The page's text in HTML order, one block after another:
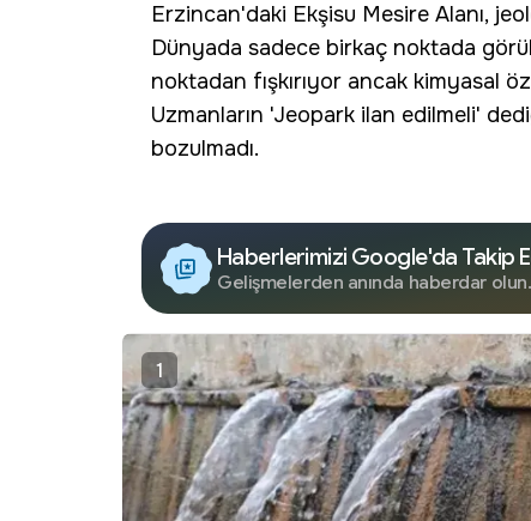
Erzincan'daki Ekşisu Mesire Alanı,
Dünyada sadece birkaç noktada
noktadan fışkırıyor ancak kimyasal
Uzmanların 'Jeopark ilan edilmeli'
bozulmadı.
Haberlerimizi Google'da Takip
Gelişmelerden anında haberdar olun.
1